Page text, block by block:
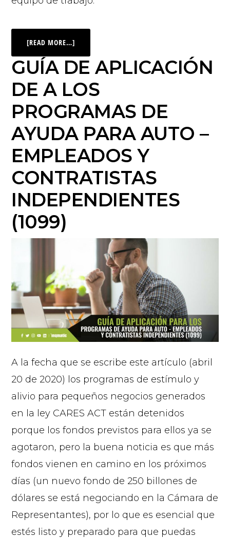
[READ MORE…]
GUÍA DE APLICACIÓN
DE A LOS
PROGRAMAS DE
AYUDA PARA AUTO –
EMPLEADOS Y
CONTRATISTAS
INDEPENDIENTES
(1099)
A la fecha que se escribe este artículo (abril
20 de 2020) los programas de estímulo y
alivio para pequeños negocios generados
en la ley CARES ACT están detenidos
porque los fondos previstos para ellos ya se
agotaron, pero la buena noticia es que más
fondos vienen en camino en los próximos
días (un nuevo fondo de 250 billones de
dólares se está negociando en la Cámara de
Representantes), por lo que es esencial que
estés listo y preparado para que puedas